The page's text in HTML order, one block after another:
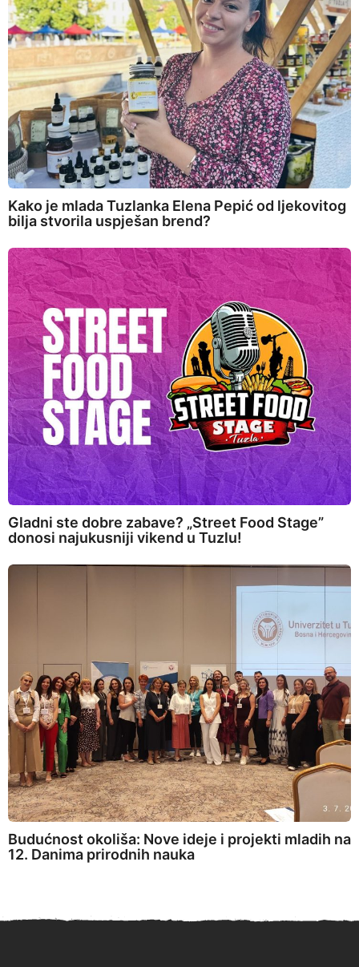
Kako je mlada Tuzlanka Elena Pepić od ljekovitog
bilja stvorila uspješan brend?
Gladni ste dobre zabave? „Street Food Stage”
donosi najukusniji vikend u Tuzlu!
Budućnost okoliša: Nove ideje i projekti mladih na
12. Danima prirodnih nauka